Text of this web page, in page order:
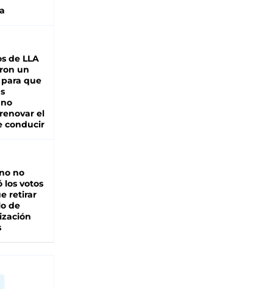
de LLA
un
que
el
conducir
no
los votos
retirar
de